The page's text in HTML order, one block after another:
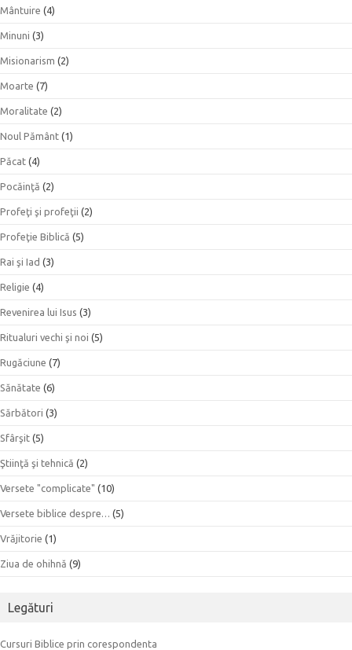
Mântuire (4)
Minuni (3)
Misionarism (2)
Moarte (7)
Moralitate (2)
Noul Pământ (1)
Păcat (4)
Pocăinţă (2)
Profeţi şi profeţii (2)
Profeţie Biblică (5)
Rai şi Iad (3)
Religie (4)
Revenirea lui Isus (3)
Ritualuri vechi şi noi (5)
Rugăciune (7)
Sănătate (6)
Sărbători (3)
Sfârşit (5)
Ştiinţă şi tehnică (2)
Versete "complicate" (10)
Versete biblice despre… (5)
Vrăjitorie (1)
Ziua de ohihnă (9)
Legături
Cursuri Biblice prin corespondenta